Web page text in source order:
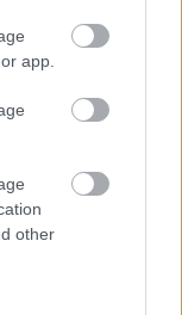
app.
other
Σας την
χωρίς